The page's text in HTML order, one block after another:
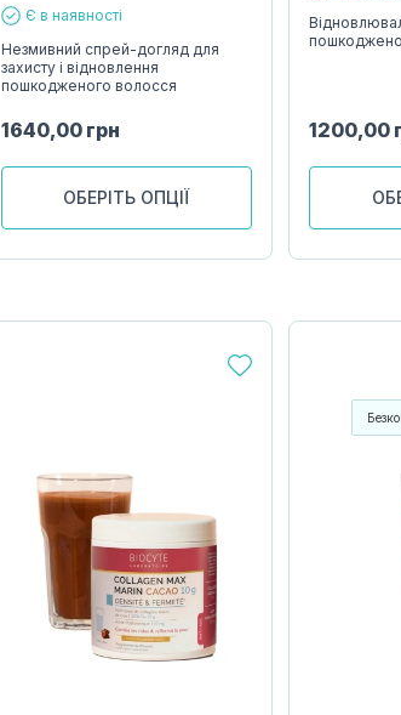
Є в наявності
Незмивний спрей-догляд для
захисту і відновлення
пошкодженого волосся
1640,00 грн
ОБЕРІТЬ ОПЦІЇ
1200,00